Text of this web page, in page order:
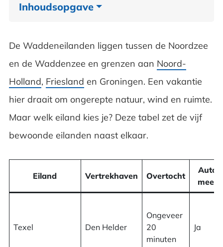
Inhoudsopgave
Hoe zijn de Waddeneilanden ontstaan?
Vakantie naar Texel
Vakantie naar Terschelling
Vakantie naar Ameland
Onbewoonde Waddeneilanden bezoeken
De Waddeneilanden liggen tussen de Noordzee
en de Waddenzee en grenzen aan Noord-
Holland, Friesland en Groningen. Een vakantie
hier draait om ongerepte natuur, wind en ruimte.
Maar welk eiland kies je? Deze tabel zet de vijf
bewoonde eilanden naast elkaar.
Eiland Vertrekhaven Overtocht
Auto
mee?
Texel Den Helder
Ongeveer
20
minuten
Ja